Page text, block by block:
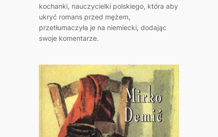
kochanki, nauczycielki polskiego, która aby
ukryć romans przed mężem,
przetłumaczyła je na niemiecki, dodając
swoje komentarze.